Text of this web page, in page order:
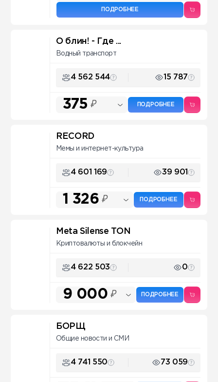
ПОДРОБНЕЕ
О блин! - Где ...
Водный транспорт
4 562 544 15 787
375 ₽ ПОДРОБНЕЕ
RECORD
Мемы и интернет-культура
4 601 169 39 901
1 326 ₽ ПОДРОБНЕЕ
Meta Silense TON
Криптовалюты и блокчейн
4 622 503 0
9 000 ₽ ПОДРОБНЕЕ
БОРЩ
Общие новости и СМИ
4 741 550 73 059